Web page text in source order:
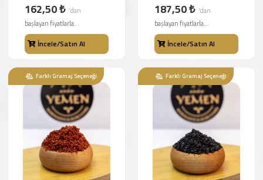
162,50 ₺ 'dan
başlayan fiyatlarla...
İncele/Satın Al
187,50 ₺ 'dan
başlayan fiyatlarla...
İncele/Satın Al
Farklı Gramaj Seçeneği Farklı Gramaj Seçeneği